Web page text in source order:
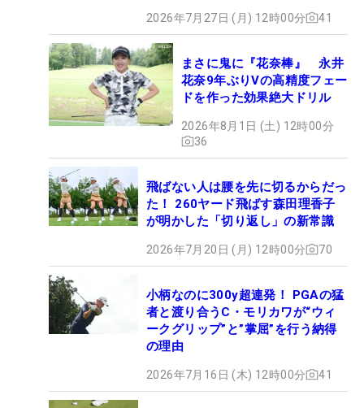
2026年7月27日 (月) 12時00分 41
まさに鬼に『花奈棒』 永井
花奈9年ぶりVの高精度フェー
ドを作った効果絶大ドリル
2026年8月1日 (土) 12時00分
36
飛ばない人は腰を先に切るからだっ
た！ 260ヤード飛ばす森田理香子
が明かした「切り返し」の新常識
2026年7月20日 (月) 12時00分 70
小柄なのに300y超連発！ PGAの猛
者と渡り合うC・モリカワが“ウィ
ークグリップ”と”掌屈”を行う納得
の理由
2026年7月16日 (木) 12時00分 41